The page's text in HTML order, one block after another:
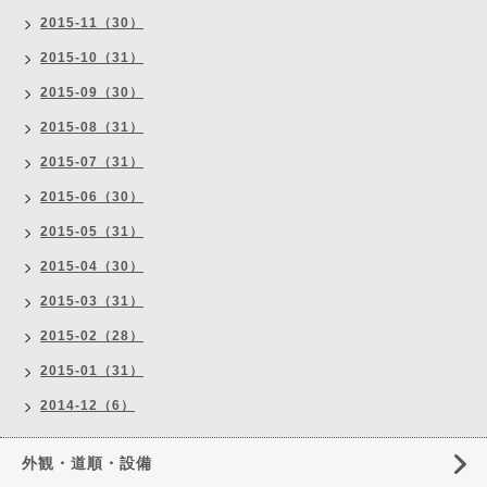
2015-11（30）
2015-10（31）
2015-09（30）
2015-08（31）
2015-07（31）
2015-06（30）
2015-05（31）
2015-04（30）
2015-03（31）
2015-02（28）
2015-01（31）
2014-12（6）
外観・道順・設備